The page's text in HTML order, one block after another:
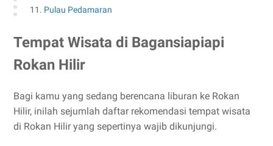
Pulau Pedamaran
Tempat Wisata di Bagansiapiapi
Rokan Hilir
Bagi kamu yang sedang berencana liburan ke Rokan
Hilir, inilah sejumlah daftar rekomendasi tempat wisata
di Rokan Hilir yang sepertinya wajib dikunjungi.